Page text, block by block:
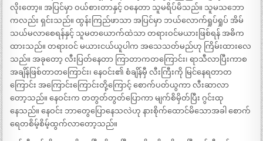
လိုးတော့။ အပြင်မှာ ဝယ်စားတာနှင့် ဝနေတာ သူမရိပ်မိသည်။ သူမသဘော
ကလည်း ရှင်းသည်။ ထွန်းကြည်ဖာသာ အပြင်မှာ ဘယ်လောက်ရှုပ်ရှုပ် အိမ်
သယ်မလာစေရန်နှင့် သူမတယောက်ထဲသာ တရားဝင်မယားဖြစ်ရန် အဓိက
ထားသည်။ တရားဝင် မယားငယ်ယူပါက အသေသတ်မည်ဟု ကြိမ်းထားလေ
သည်။ အခုတော့ လီးပြတ်နေတာ ကြာတာကတကြောင်း၊ ရာသီလာပြီးကာစ
အချိန်ဖြစ်တာတကြောင်း၊ နေဝင်း၏ စံချိန်မှီ လီးကြီးကို မြင်နေရတာတ
ကြောင်း အကြောင်းကြောင်းတို့ကြောင့် စောက်ပတ်ယွကာ လီးဆာလာ
တော့သည်။ နေဝင်းက တတွတ်တွတ်ပြောကာ မျက်စိမှိတ်ပြီး ဂွင်းထု
နေသည်။ နေဝင်း ဘာတွေပြောနေသလဲဟု နားစိုက်ထောင်မိသောအခါ စောက်
ရေတစိမ့်စိမ့်ထွက်လာတော့သည်။